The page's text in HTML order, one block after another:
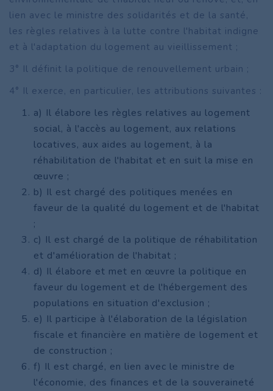
lien avec le ministre des solidarités et de la santé,
les règles relatives à la lutte contre l'habitat indigne
et à l'adaptation du logement au vieillissement ;
3° Il définit la politique de renouvellement urbain ;
4° Il exerce, en particulier, les attributions suivantes :
a) Il élabore les règles relatives au logement
social, à l'accès au logement, aux relations
locatives, aux aides au logement, à la
réhabilitation de l'habitat et en suit la mise en
œuvre ;
b) Il est chargé des politiques menées en
faveur de la qualité du logement et de l'habitat
;
c) Il est chargé de la politique de réhabilitation
et d'amélioration de l'habitat ;
d) Il élabore et met en œuvre la politique en
faveur du logement et de l'hébergement des
populations en situation d'exclusion ;
e) Il participe à l'élaboration de la législation
fiscale et financière en matière de logement et
de construction ;
f) Il est chargé, en lien avec le ministre de
l'économie, des finances et de la souveraineté